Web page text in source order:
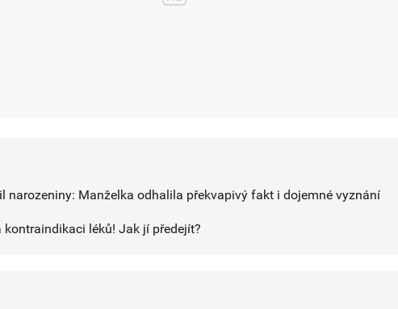
narozeniny: Manželka odhalila překvapivý fakt i dojemné vyznání
kontraindikaci léků! Jak jí předejít?